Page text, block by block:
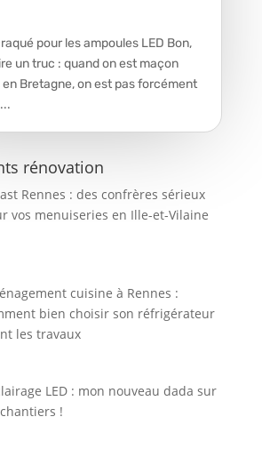
pour les ampoules LED Bon,
un truc : quand on est maçon
Bretagne, on est pas forcément
rénovation
Rennes : des confrères sérieux
vos menuiseries en Ille-et-Vilaine
cuisine à Rennes :
bien choisir son réfrigérateur
les travaux
LED : mon nouveau dada sur
!